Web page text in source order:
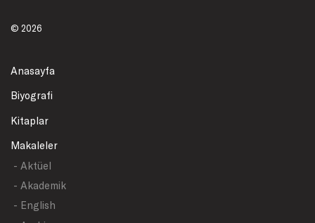
© 2026
Anasayfa
Biyografi
Kitaplar
Makaleler
- Aktüel
- Akademik
- English